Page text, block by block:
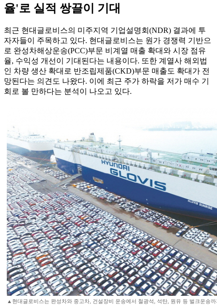
율'로 실적 쌍끌이 기대
최근 현대글로비스의 미주지역 기업설명회(NDR) 결과에 투
자자들이 주목하고 있다. 현대글로비스는 원가 경쟁력 기반으
로 완성차해상운송(PCC)부문 비계열 매출 확대와 시장 점유
율, 수익성 개선이 기대된다는 내용이다. 또한 계열사 해외법
인 차량 생산 확대로 반조립제품(CKD)부문 매출도 확대가 전
망된다는 의견도 나왔다. 이에 최근 주가 하락을 저가 매수 기
회로 볼 만하다는 분석이 나오고 있다.
▲현대글로비스는 완성차와 중고차, 건설장비 운송에서 철광석, 석탄, 원유 등 벌크운송